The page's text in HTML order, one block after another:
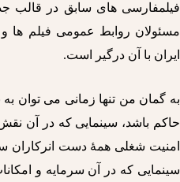
فیلمفارسی های سابق در قالب
مسئولان روابط عمومی فیلم ها
ایران با آن درگیر است.
به گمان من تنها زمانی می توان
حاکم باشد، سینمایی که در آن
امنیت شغلی همۀ دست انرکاران
سینمایی که در آن سرمایه و